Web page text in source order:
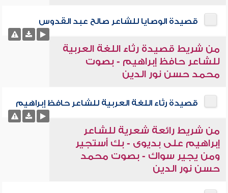
قصيدة الوصايا للشاعر صالح عبد القدوس
من شريط قصيدة رثاء اللغة العربية
للشاعر حافظ إبراهيم - بصوت
محمد حسن نور الدين
قصيدة رثاء اللغة العربية للشاعر حافظ إبراهيم
من شريط رائعة شعرية للشاعر
إبراهيم على بديوى - بك أستجير
ومن يجير سواك - بصوت محمد
حسن نور الدين